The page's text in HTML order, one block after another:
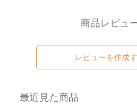
商品レビュ
レビューを作成
最近見た商品